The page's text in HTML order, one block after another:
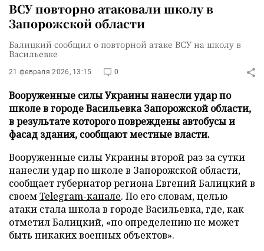
ВСУ повторно атаковали школу в
Запорожской области
Балицкий сообщил о повторной атаке ВСУ на школу в
Васильевке
21 февраля 2026, 13:15 0
Вооруженные силы Украины нанесли удар по
школе в городе Васильевка Запорожской области,
в результате которого повреждены автобусы и
фасад здания, сообщают местные власти.
Вооруженные силы Украины второй раз за сутки
нанесли удар по школе в Запорожской области,
сообщает губернатор региона Евгений Балицкий в
своемTelegram-канале. По его словам, целью
атаки стала школа в городе Васильевка, где, как
отметил Балицкий, «по определению не может
быть никаких военных объектов».